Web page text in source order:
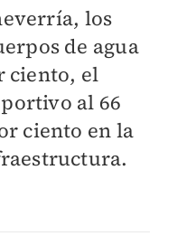
los
de agua
ciento, el
al 66
ciento en la